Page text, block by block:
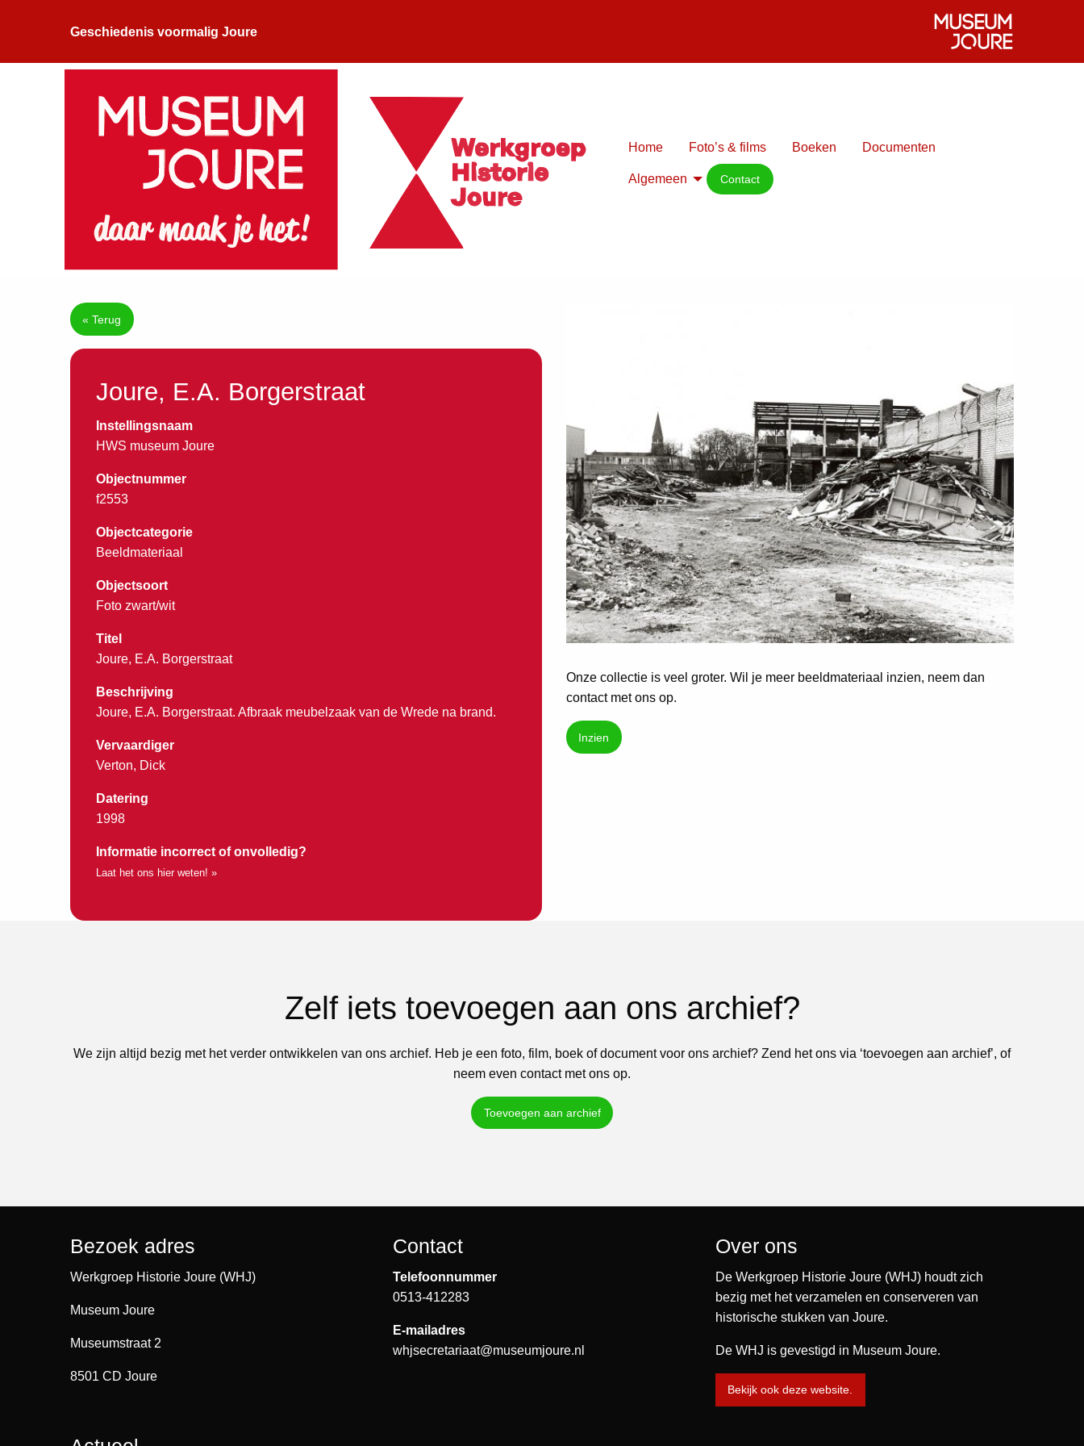
Geschiedenis voormalig Joure
Home Foto’s & films Boeken Documenten
Algemeen Contact
« Terug
Joure, E.A. Borgerstraat
Instellingsnaam
HWS museum Joure
Objectnummer
f2553
Objectcategorie
Beeldmateriaal
Objectsoort
Foto zwart/wit
Titel
Joure, E.A. Borgerstraat
Beschrijving
Joure, E.A. Borgerstraat. Afbraak meubelzaak van de Wrede na brand.
Vervaardiger
Verton, Dick
Datering
1998
Informatie incorrect of onvolledig?
Laat het ons hier weten! »
Onze collectie is veel groter. Wil je meer beeldmateriaal inzien, neem dan
contact met ons op.
Inzien
Zelf iets toevoegen aan ons archief?
We zijn altijd bezig met het verder ontwikkelen van ons archief. Heb je een foto, film, boek of document voor ons archief? Zend het ons via ‘toevoegen aan archief’, of
neem even contact met ons op.
Toevoegen aan archief
Bezoek adres
Werkgroep Historie Joure (WHJ)
Museum Joure
Museumstraat 2
8501 CD Joure
Contact
Telefoonnummer
0513-412283
E-mailadres
whjsecretariaat@museumjoure.nl
Over ons
De Werkgroep Historie Joure (WHJ) houdt zich
bezig met het verzamelen en conserveren van
historische stukken van Joure.
De WHJ is gevestigd in Museum Joure.
Bekijk ook deze website.